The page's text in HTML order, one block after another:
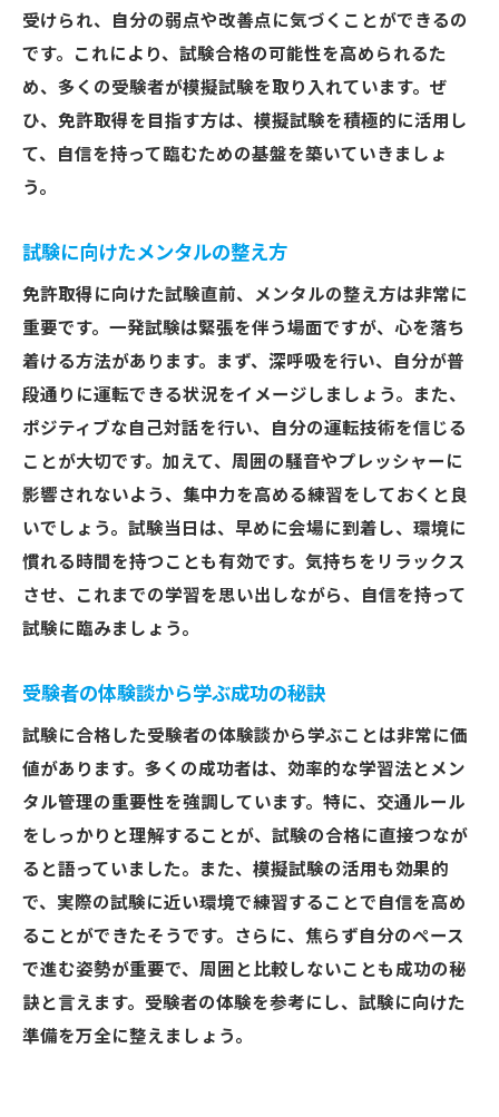
受けられ、自分の弱点や改善点に気づくことができるの
です。これにより、試験合格の可能性を高められるた
め、多くの受験者が模擬試験を取り入れています。ぜ
ひ、免許取得を目指す方は、模擬試験を積極的に活用し
て、自信を持って臨むための基盤を築いていきましょ
う。
試験に向けたメンタルの整え方
免許取得に向けた試験直前、メンタルの整え方は非常に
重要です。一発試験は緊張を伴う場面ですが、心を落ち
着ける方法があります。まず、深呼吸を行い、自分が普
段通りに運転できる状況をイメージしましょう。また、
ポジティブな自己対話を行い、自分の運転技術を信じる
ことが大切です。加えて、周囲の騒音やプレッシャーに
影響されないよう、集中力を高める練習をしておくと良
いでしょう。試験当日は、早めに会場に到着し、環境に
慣れる時間を持つことも有効です。気持ちをリラックス
させ、これまでの学習を思い出しながら、自信を持って
試験に臨みましょう。
受験者の体験談から学ぶ成功の秘訣
試験に合格した受験者の体験談から学ぶことは非常に価
値があります。多くの成功者は、効率的な学習法とメン
タル管理の重要性を強調しています。特に、交通ルール
をしっかりと理解することが、試験の合格に直接つなが
ると語っていました。また、模擬試験の活用も効果的
で、実際の試験に近い環境で練習することで自信を高め
ることができたそうです。さらに、焦らず自分のペース
で進む姿勢が重要で、周囲と比較しないことも成功の秘
訣と言えます。受験者の体験を参考にし、試験に向けた
準備を万全に整えましょう。